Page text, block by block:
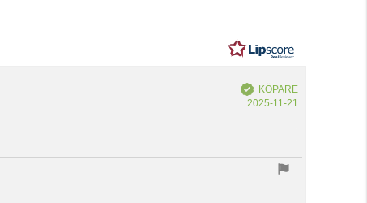
Bekräftad
KÖPARE
2025-11-21